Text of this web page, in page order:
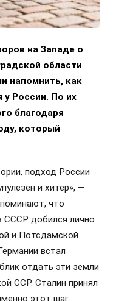
на Западе о
области
напомнить, как
у России. По их
благодаря
который
подход России
и хитер», —
что
СССР добился лично
и Потсдамской
встал
отдать эти земли
ССР. Сталин принял
этот шаг